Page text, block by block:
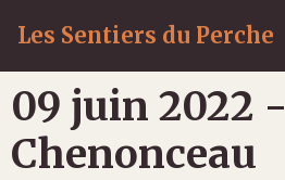
Les Sentiers du Perche
09 juin 2022 -
Chenonceau